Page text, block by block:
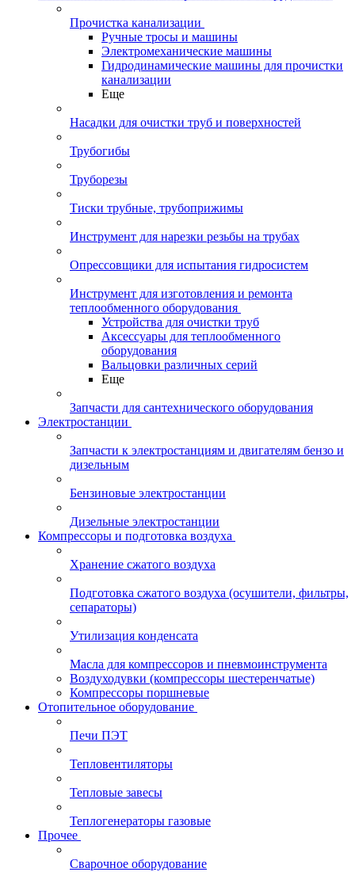
Прочистка канализации
Ручные тросы и машины
Электромеханические машины
Гидродинамические машины для прочистки
канализации
Еще
Насадки для очистки труб и поверхностей
Трубогибы
Труборезы
Тиски трубные, трубоприжимы
Инструмент для нарезки резьбы на трубах
Опрессовщики для испытания гидросистем
Инструмент для изготовления и ремонта
теплообменного оборудования
Устройства для очистки труб
Аксессуары для теплообменного
оборудования
Вальцовки различных серий
Еще
Запчасти для сантехнического оборудования
Электростанции
Запчасти к электростанциям и двигателям бензо и
дизельным
Бензиновые электростанции
Дизельные электростанции
Компрессоры и подготовка воздуха
Хранение сжатого воздуха
Подготовка сжатого воздуха (осушители, фильтры,
сепараторы)
Утилизация конденсата
Масла для компрессоров и пневмоинструмента
Воздуходувки (компрессоры шестеренчатые)
Компрессоры поршневые
Отопительное оборудование
Печи ПЭТ
Тепловентиляторы
Тепловые завесы
Теплогенераторы газовые
Прочее
Сварочное оборудование